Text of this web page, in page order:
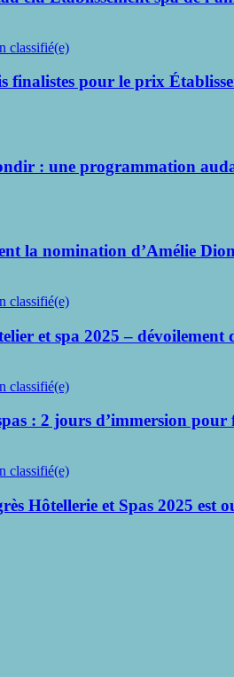
classifié(e)
finalistes pour le prix
: une programmation
la nomination d’Amélie
classifié(e)
et spa 2025 –
classifié(e)
: 2 jours d’immersion pour
classifié(e)
Hôtellerie et Spas 2025 est